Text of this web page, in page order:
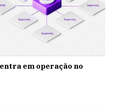
em operação no